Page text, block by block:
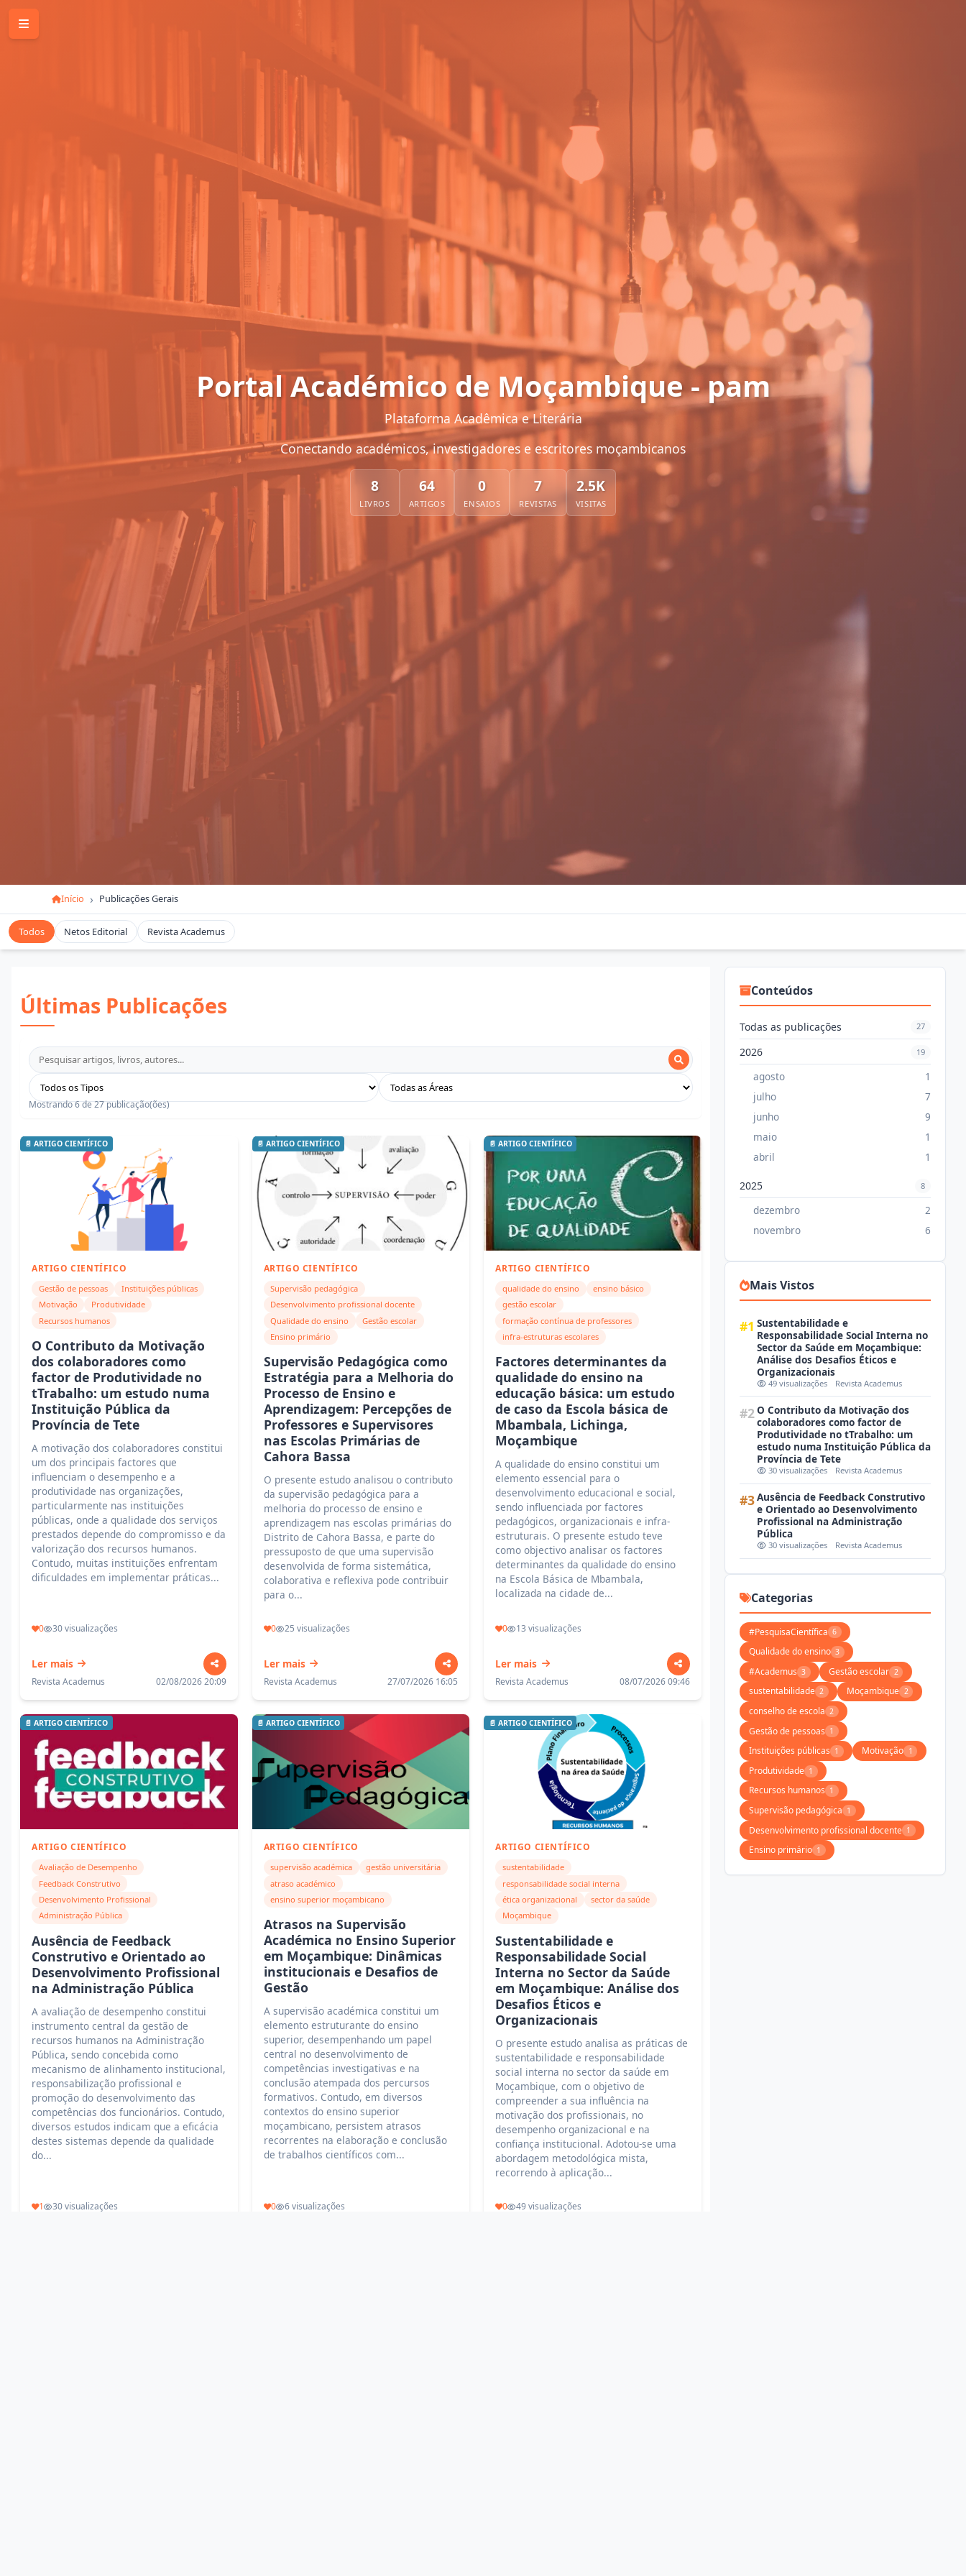
Portal Académico de Moçambique - pam
Plataforma Acadêmica e Literária
Conectando académicos, investigadores e escritores moçambicanos
8
LIVROS
64
ARTIGOS
0
ENSAIOS
7
REVISTAS
2.5K
VISITAS
Início Publicações Gerais
Todos Netos Editorial Revista Academus
Últimas Publicações
Mostrando 6 de 27 publicação(ões)
📄 ARTIGO CIENTÍFICO
ARTIGO CIENTÍFICO
Gestão de pessoas
Instituições públicas
Motivação
Produtividade
Recursos humanos
O Contributo da Motivação
dos colaboradores como
factor de Produtividade no
tTrabalho: um estudo numa
Instituição Pública da
Província de Tete
A motivação dos colaboradores constitui
um dos principais factores que
influenciam o desempenho e a
produtividade nas organizações,
particularmente nas instituições
públicas, onde a qualidade dos serviços
prestados depende do compromisso e da
valorização dos recursos humanos.
Contudo, muitas instituições enfrentam
dificuldades em implementar práticas...
0 30 visualizações
Ler mais
Revista Academus 02/08/2026 20:09
📄 ARTIGO CIENTÍFICO
ARTIGO CIENTÍFICO
Supervisão pedagógica
Desenvolvimento profissional docente
Qualidade do ensino
Gestão escolar
Ensino primário
Supervisão Pedagógica como
Estratégia para a Melhoria do
Processo de Ensino e
Aprendizagem: Percepções de
Professores e Supervisores
nas Escolas Primárias de
Cahora Bassa
O presente estudo analisou o contributo
da supervisão pedagógica para a
melhoria do processo de ensino e
aprendizagem nas escolas primárias do
Distrito de Cahora Bassa, e parte do
pressuposto de que uma supervisão
desenvolvida de forma sistemática,
colaborativa e reflexiva pode contribuir
para o...
0 25 visualizações
Ler mais
Revista Academus 27/07/2026 16:05
📄 ARTIGO CIENTÍFICO
ARTIGO CIENTÍFICO
qualidade do ensino
ensino básico
gestão escolar
formação contínua de professores
infra-estruturas escolares
Factores determinantes da
qualidade do ensino na
educação básica: um estudo
de caso da Escola básica de
Mbambala, Lichinga,
Moçambique
A qualidade do ensino constitui um
elemento essencial para o
desenvolvimento educacional e social,
sendo influenciada por factores
pedagógicos, organizacionais e infra-
estruturais. O presente estudo teve
como objectivo analisar os factores
determinantes da qualidade do ensino
na Escola Básica de Mbambala,
localizada na cidade de...
0 13 visualizações
Ler mais
Revista Academus 08/07/2026 09:46
📄 ARTIGO CIENTÍFICO
ARTIGO CIENTÍFICO
Avaliação de Desempenho
Feedback Construtivo
Desenvolvimento Profissional
Administração Pública
Ausência de Feedback
Construtivo e Orientado ao
Desenvolvimento Profissional
na Administração Pública
A avaliação de desempenho constitui
instrumento central da gestão de
recursos humanos na Administração
Pública, sendo concebida como
mecanismo de alinhamento institucional,
responsabilização profissional e
promoção do desenvolvimento das
competências dos funcionários. Contudo,
diversos estudos indicam que a eficácia
destes sistemas depende da qualidade
do...
1 30 visualizações
📄 ARTIGO CIENTÍFICO
ARTIGO CIENTÍFICO
supervisão académica
gestão universitária
atraso académico
ensino superior moçambicano
Atrasos na Supervisão
Académica no Ensino Superior
em Moçambique: Dinâmicas
institucionais e Desafios de
Gestão
A supervisão académica constitui um
elemento estruturante do ensino
superior, desempenhando um papel
central no desenvolvimento de
competências investigativas e na
conclusão atempada dos percursos
formativos. Contudo, em diversos
contextos do ensino superior
moçambicano, persistem atrasos
recorrentes na elaboração e conclusão
de trabalhos científicos com...
0 6 visualizações
📄 ARTIGO CIENTÍFICO
ARTIGO CIENTÍFICO
sustentabilidade
responsabilidade social interna
ética organizacional
sector da saúde
Moçambique
Sustentabilidade e
Responsabilidade Social
Interna no Sector da Saúde
em Moçambique: Análise dos
Desafios Éticos e
Organizacionais
O presente estudo analisa as práticas de
sustentabilidade e responsabilidade
social interna no sector da saúde em
Moçambique, com o objetivo de
compreender a sua influência na
motivação dos profissionais, no
desempenho organizacional e na
confiança institucional. Adotou-se uma
abordagem metodológica mista,
recorrendo à aplicação...
0 49 visualizações
Conteúdos
Todas as publicações 27
2026 19
agosto
1
julho
7
junho
9
maio
1
abril
1
2025 8
dezembro
2
novembro
6
Mais Vistos
#1 Sustentabilidade e
Responsabilidade Social Interna no
Sector da Saúde em Moçambique:
Análise dos Desafios Éticos e
Organizacionais
49 visualizações Revista Academus
#2O Contributo da Motivação dos
colaboradores como factor de
Produtividade no tTrabalho: um
estudo numa Instituição Pública da
Província de Tete
30 visualizações Revista Academus
#3Ausência de Feedback Construtivo
e Orientado ao Desenvolvimento
Profissional na Administração
Pública
30 visualizações Revista Academus
Categorias
#PesquisaCientífica 6
Qualidade do ensino 3
#Academus 3 Gestão escolar 2
sustentabilidade 2 Moçambique 2
conselho de escola 2
Gestão de pessoas 1
Instituições públicas 1 Motivação 1
Produtividade 1
Recursos humanos 1
Supervisão pedagógica 1
Desenvolvimento profissional docente 1
Ensino primário 1